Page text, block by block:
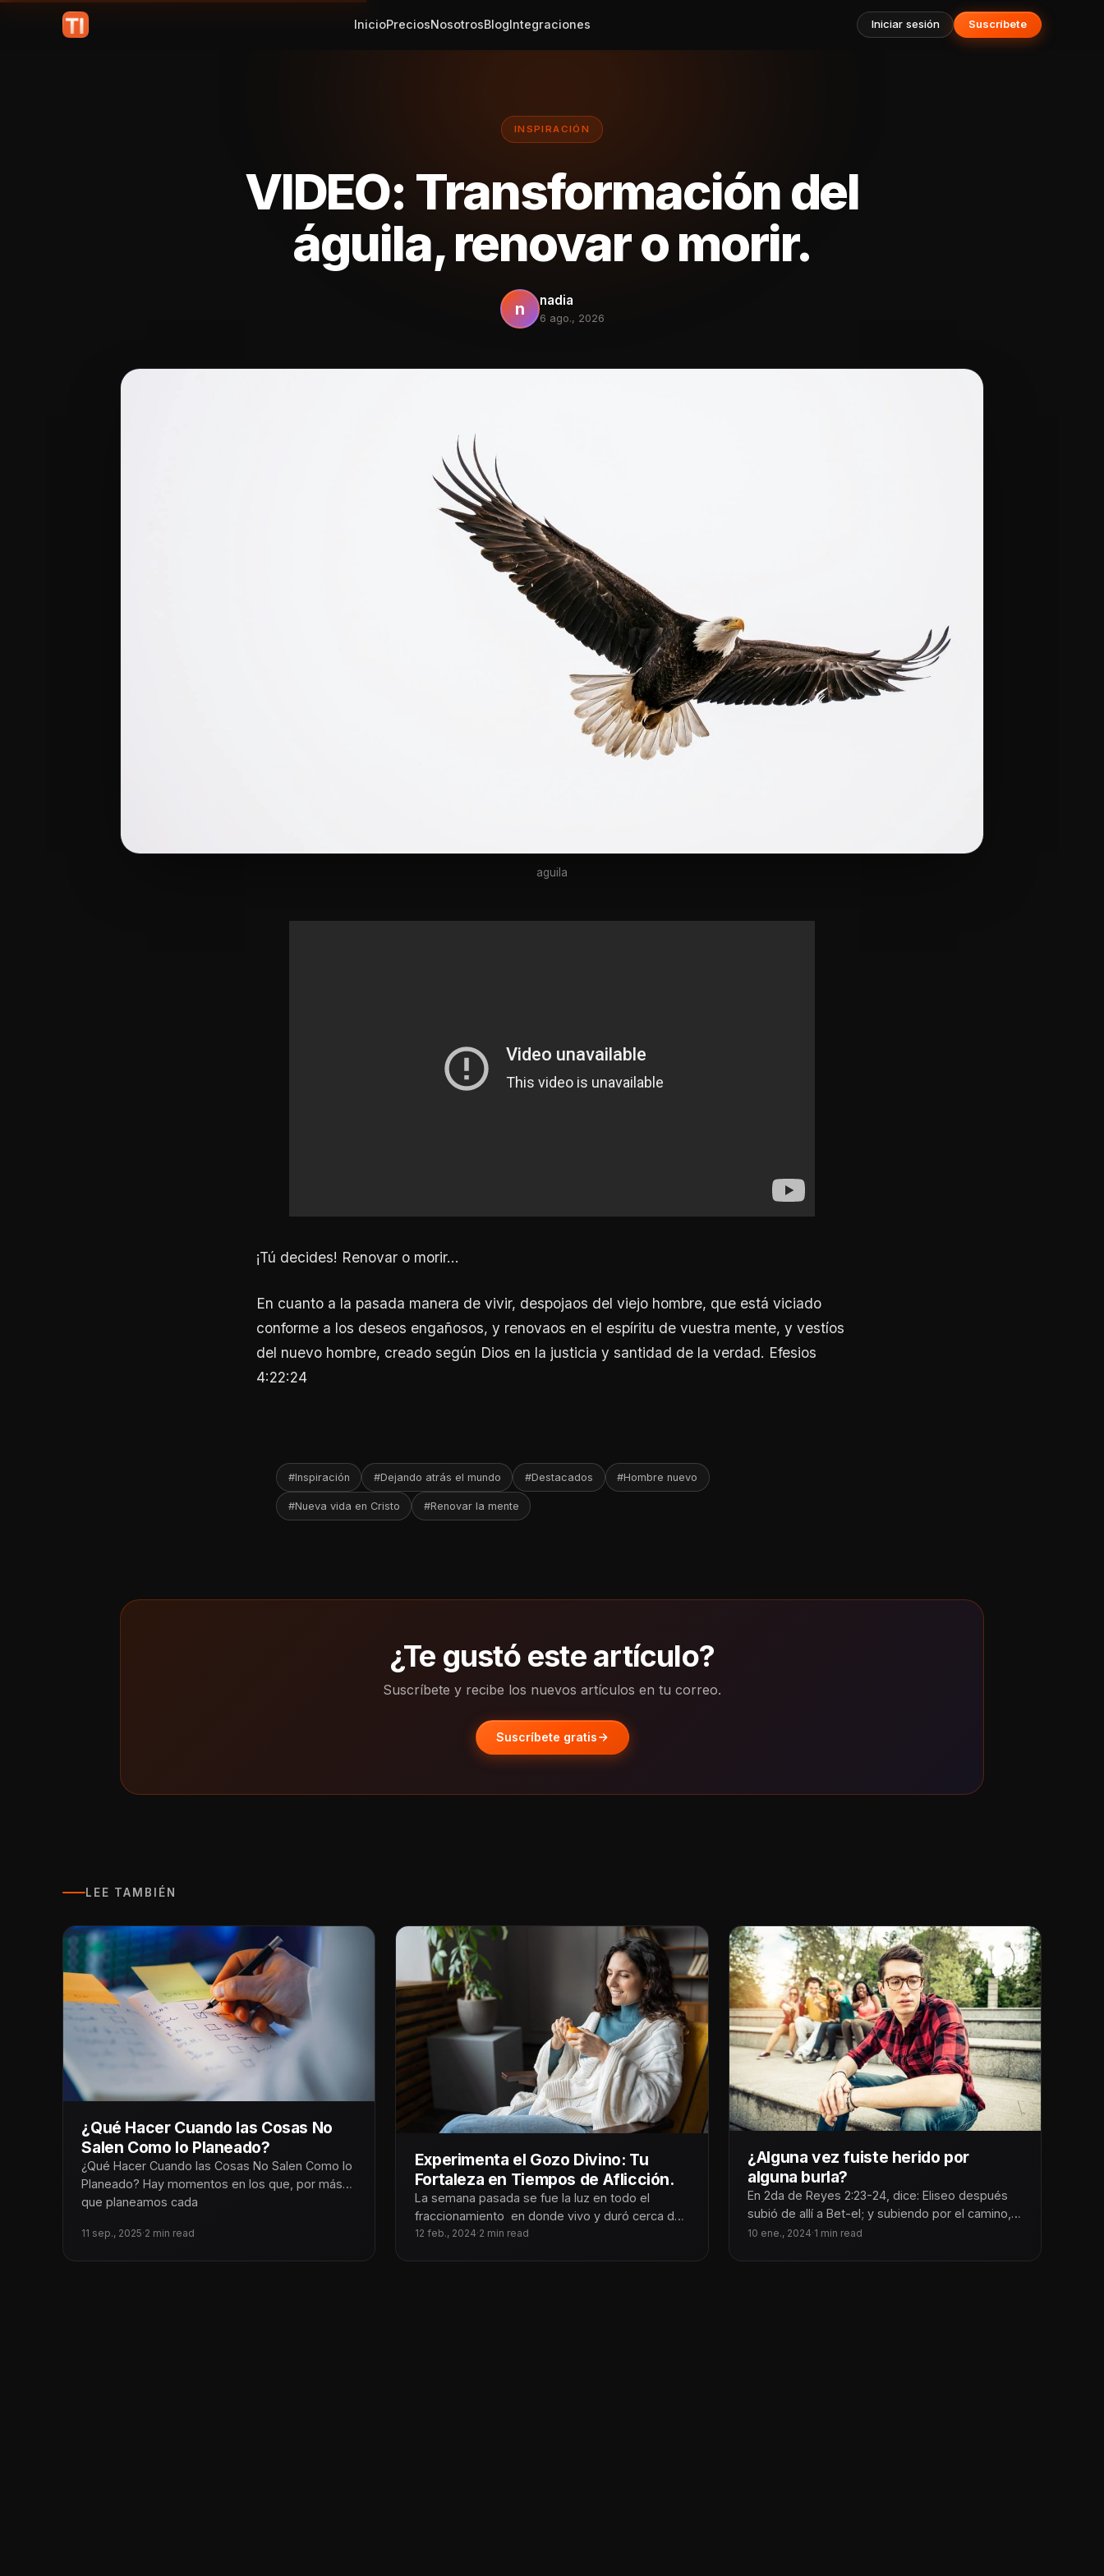
InicioPreciosNosotrosBlogIntegraciones Iniciar sesión Suscríbete
INSPIRACIÓN
VIDEO: Transformación del
águila, renovar o morir.
n nadia
6 ago., 2026
aguila
¡Tú decides! Renovar o morir...
En cuanto a la pasada manera de vivir, despojaos del viejo hombre, que está viciado
conforme a los deseos engañosos, y renovaos en el espíritu de vuestra mente, y vestíos
del nuevo hombre, creado según Dios en la justicia y santidad de la verdad. Efesios
4:22:24
#Inspiración #Dejando atrás el mundo #Destacados #Hombre nuevo
#Nueva vida en Cristo #Renovar la mente
¿Te gustó este artículo?
Suscríbete y recibe los nuevos artículos en tu correo.
Suscríbete gratis
LEE TAMBIÉN
¿Qué Hacer Cuando las Cosas No
Salen Como lo Planeado?
¿Qué Hacer Cuando las Cosas No Salen Como lo
Planeado? Hay momentos en los que, por más
que planeamos cada
11 sep., 2025·2 min read
Experimenta el Gozo Divino: Tu
Fortaleza en Tiempos de Aflicción.
La semana pasada se fue la luz en todo el
fraccionamiento en donde vivo y duró cerca de
48 horas.
12 feb., 2024·2 min read
¿Alguna vez fuiste herido por
alguna burla?
En 2da de Reyes 2:23-24, dice: Eliseo después
subió de allí a Bet-el; y subiendo por el camino,
salieron
10 ene., 2024·1 min read